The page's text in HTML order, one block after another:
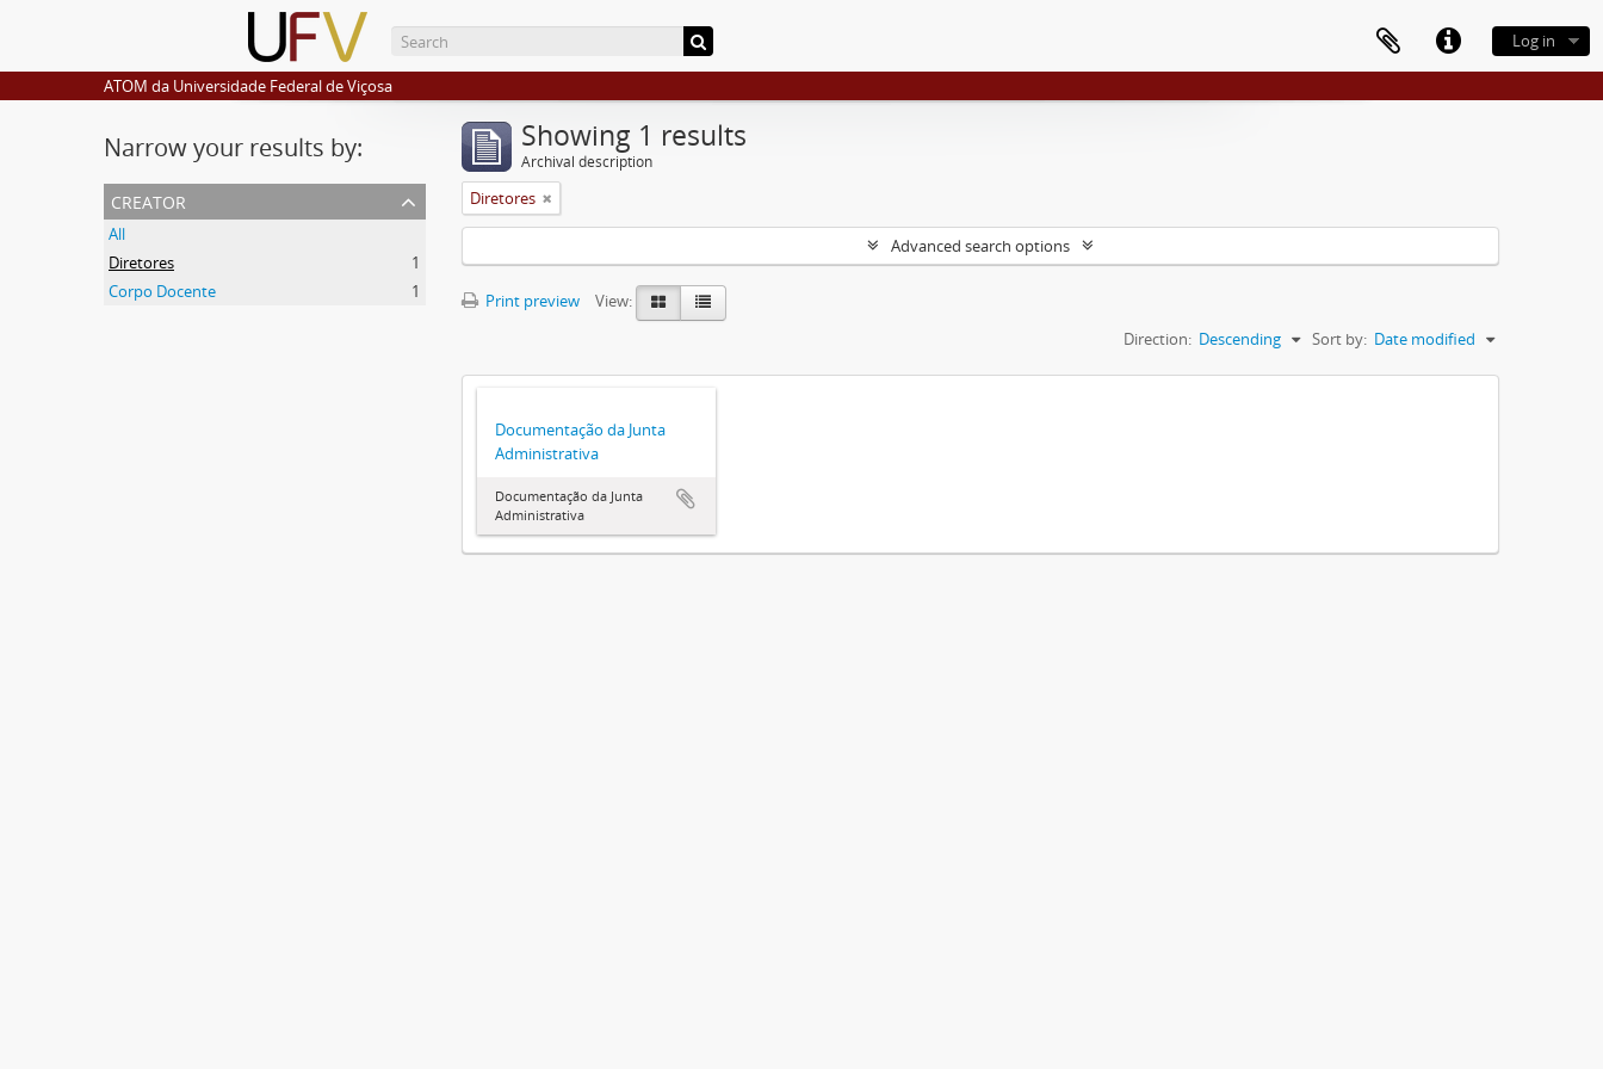
Log in
ATOM da Universidade Federal de Viçosa
Narrow your results by:
creator
All
Diretores
1
Corpo Docente
1
Showing 1 results
Archival description
Diretores
Advanced search options
Print preview
View:
Sort by: Date modified
Direction: Descending
Documentação da Junta
Administrativa
Documentação da Junta
Administrativa